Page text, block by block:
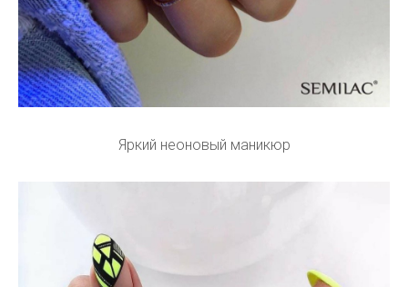
Яркий неоновый маникюр